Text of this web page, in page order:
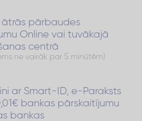
ātrās pārbaudes
Online vai tuvākajā
centrā
ne vairāk par 5 minūtēm)
ar Smart-ID, e-Paraksts
bankas pārskaitījumu
bankas